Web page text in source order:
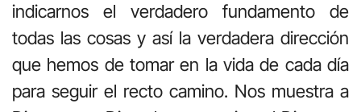
indicarnos el verdadero fundamento de
todas las cosas y así la verdadera dirección
que hemos de tomar en la vida de cada día
para seguir el recto camino. Nos muestra a